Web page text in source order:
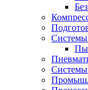
Системы